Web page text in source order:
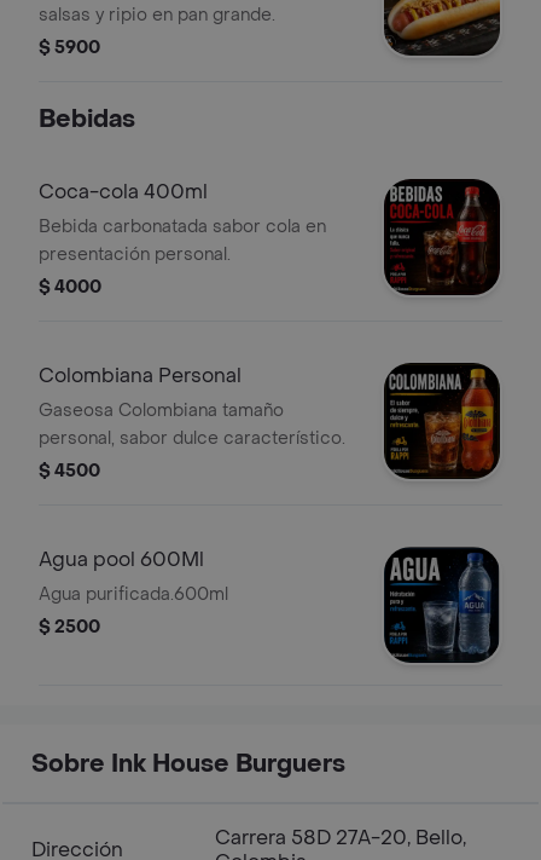
salsas y ripio en pan grande.
$ 5900
Bebidas
Coca-cola 400ml
Bebida carbonatada sabor cola en
presentación personal.
$ 4000
Colombiana Personal
Gaseosa Colombiana tamaño
personal, sabor dulce característico.
$ 4500
Agua pool 600Ml
Agua purificada.600ml
$ 2500
Sobre Ink House Burguers
Dirección
Carrera 58D 27A-20, Bello,